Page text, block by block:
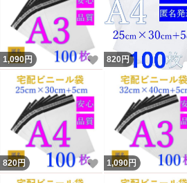
のでご安心ください。（1を選ぶ
要）
＊検品して悪いものを取り出し
高い商品と比べたら不満なところ
安くご提供するため、ご理解いた
ます。
＊簡易梱包となります事を予めご
1,090円 いいね！
820円
820円 いいね！
1,090円